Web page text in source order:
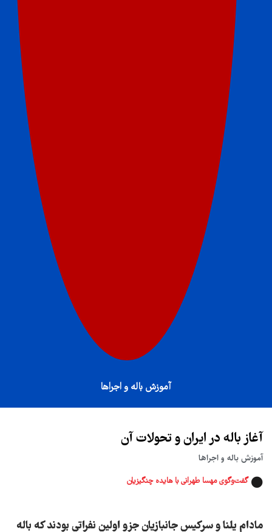
آموزش باله و اجراها
آغاز باله در ایران و تحولات آن
آموزش باله و اجراها
گفت‌وگوی مهسا طهرانی با هایده چنگیزیان
مادام یلنا و سرکیس جانبازیان جزو اولین نفراتی بودند که باله